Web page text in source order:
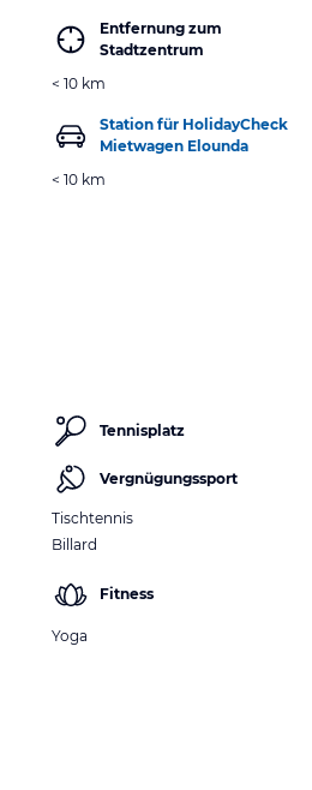
Entfernung zum
Stadtzentrum
< 10 km
Station für HolidayCheck
Mietwagen Elounda
< 10 km
Tennisplatz
Vergnügungssport
Tischtennis
Billard
Fitness
Yoga